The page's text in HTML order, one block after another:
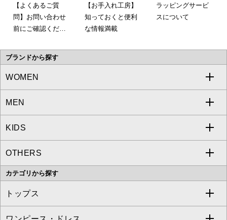
【よくあるご質
問】お問い合わせ
前にご確認くださ
【お手入れ工房】
知っておくと便利
な情報満載
ラッピングサービ
スについて
ブランドから探す
WOMEN
a.v.v
MICHEL KLEIN
MK MICHEL KLEIN
OFUON le MK
MEN
a.v.v
MICHEL KLEIN HOMME
MK MICHEL KLEIN HOMME
KIDS
a.v.v
OTHERS
MK MICHEL KLEIN BAG
カテゴリから探す
トップス